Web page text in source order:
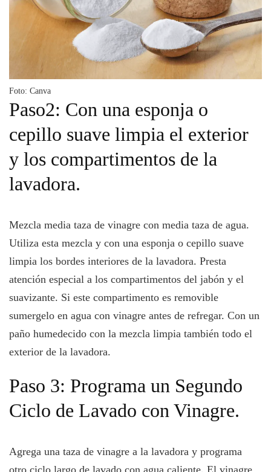
Foto: Canva
Paso2: Con una esponja o
cepillo suave limpia el exterior
y los compartimentos de la
lavadora.
Mezcla media taza de vinagre con media taza de agua.
Utiliza esta mezcla y con una esponja o cepillo suave
limpia los bordes interiores de la lavadora. Presta
atención especial a los compartimentos del jabón y el
suavizante. Si este compartimento es removible
sumergelo en agua con vinagre antes de refregar. Con un
paño humedecido con la mezcla limpia también todo el
exterior de la lavadora.
Paso 3: Programa un Segundo
Ciclo de Lavado con Vinagre.
Agrega una taza de vinagre a la lavadora y programa